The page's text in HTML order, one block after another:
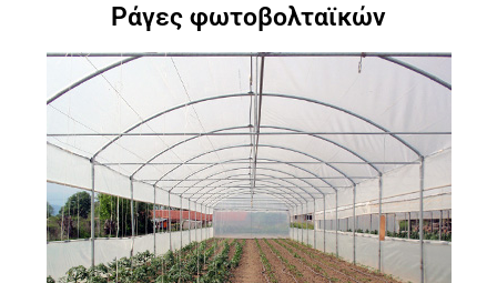
Ράγες φωτοβολταϊκών